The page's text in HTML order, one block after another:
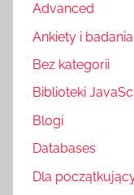
Advanced
Ankiety i badania
Bez kategorii
Biblioteki
Blogi
Databases
Dla